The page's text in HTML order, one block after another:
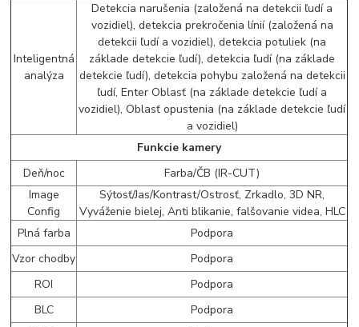
Inteligentná
analýza
Detekcia narušenia (založená na detekcii ľudí a
vozidiel), detekcia prekročenia línií (založená na
detekcii ľudí a vozidiel), detekcia potuliek (na
základe detekcie ľudí), detekcia ľudí (na základe
detekcie ľudí), detekcia pohybu založená na detekcii
ľudí, Enter Oblasť (na základe detekcie ľudí a
vozidiel), Oblasť opustenia (na základe detekcie ľudí
a vozidiel)
Funkcie kamery
Deň/noc
Farba/ČB (IR-CUT)
Image
Config
Sýtosť/Jas/Kontrast/Ostrosť, Zrkadlo, 3D NR,
Vyváženie bielej, Anti blikanie, falšovanie videa, HLC
Plná farba
Podpora
Vzor chodby
Podpora
ROI
Podpora
BLC
Podpora